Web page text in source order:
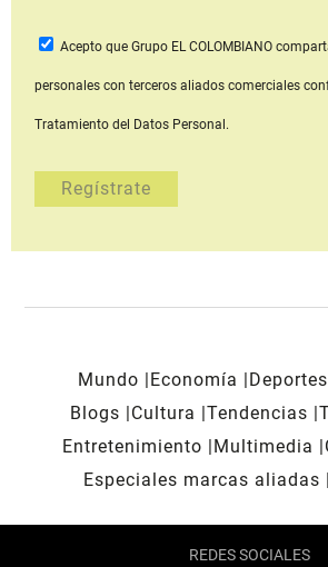
Acepto que Grupo EL COLOMBIANO
personales con terceros aliados comerciales
Tratamiento del Datos Personal.
Mundo Economía Deportes
Blogs
Cultura Tendencias
Entretenimiento
Multimedia
Especiales marcas aliadas
REDES SOCIALES